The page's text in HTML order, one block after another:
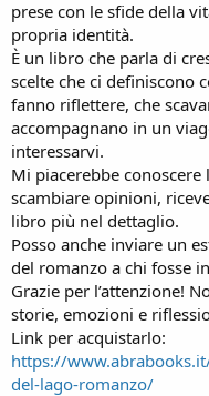
s
i
n
e
prese con le sfide della
propria identità.
È un libro che parla di
scelte che ci definiscono
fanno riflettere, che
accompagnano in un
interessarvi.
Mi piacerebbe
scambiare opinioni,
libro più nel dettaglio.
Posso anche inviare un
del romanzo a chi fosse
Grazie per l’attenzione!
storie, emozioni e
Link per acquistarlo:
https://
del-lago-romanzo/